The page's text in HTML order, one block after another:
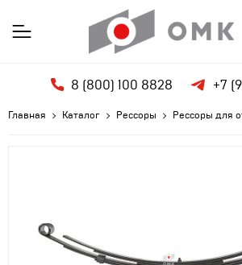
8 (800) 100 8828 +7
Главная Каталог Рессоры Рессоры для